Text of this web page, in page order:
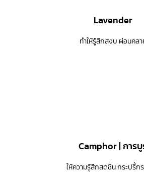
Lavender
ทำให้รู้สึกสงบ ผ่อนคล
Camphor | การ
ให้ความรู้สึกสดชื่น กระปรี้กร